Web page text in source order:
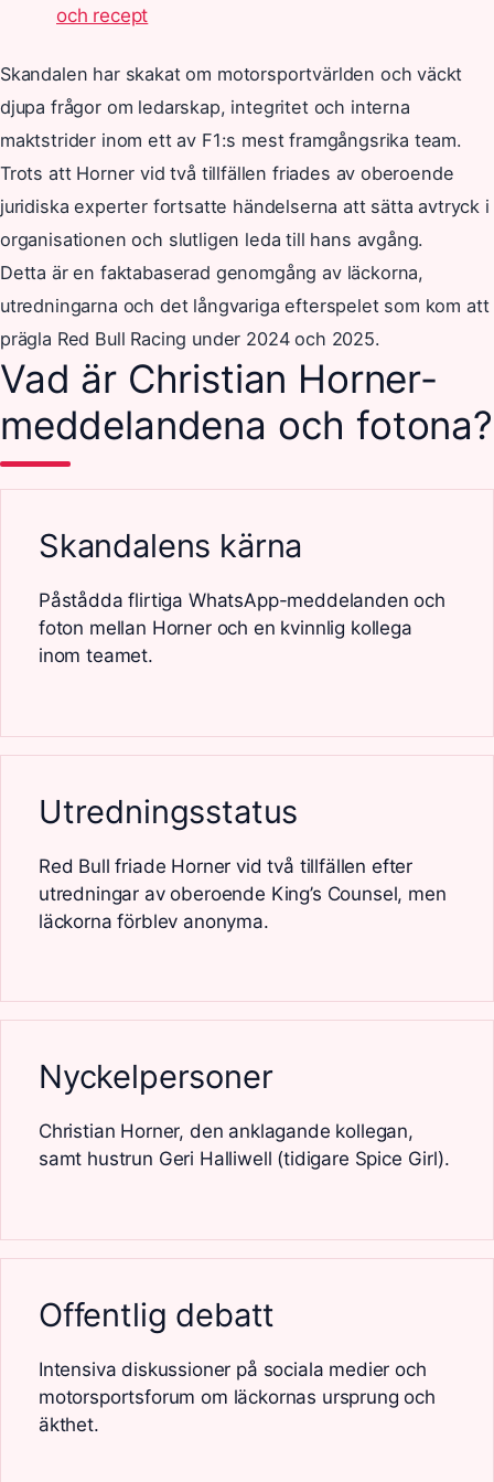
och recept
Skandalen har skakat om motorsportvärlden och väckt
djupa frågor om ledarskap, integritet och interna
maktstrider inom ett av F1:s mest framgångsrika team.
Trots att Horner vid två tillfällen friades av oberoende
juridiska experter fortsatte händelserna att sätta avtryck i
organisationen och slutligen leda till hans avgång.
Detta är en faktabaserad genomgång av läckorna,
utredningarna och det långvariga efterspelet som kom att
prägla Red Bull Racing under 2024 och 2025.
Vad är Christian Horner-
meddelandena och fotona?
Skandalens kärna
Påstådda flirtiga WhatsApp-meddelanden och
foton mellan Horner och en kvinnlig kollega
inom teamet.
Utredningsstatus
Red Bull friade Horner vid två tillfällen efter
utredningar av oberoende King’s Counsel, men
läckorna förblev anonyma.
Nyckelpersoner
Christian Horner, den anklagande kollegan,
samt hustrun Geri Halliwell (tidigare Spice Girl).
Offentlig debatt
Intensiva diskussioner på sociala medier och
motorsportsforum om läckornas ursprung och
äkthet.